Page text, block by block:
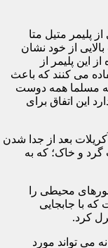
متیل متا
از خود نشان
این پلیمر از
می کنند که باعث
مسلما همه دوست
این اتفاق برای
بعد از جدا شدن
گرد و خاک؛ که به
محیطی را
با جابجایی
کرد.
می تواند مورد